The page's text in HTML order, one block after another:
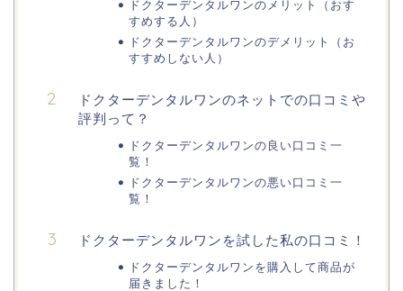
ドクターデンタルワンのメリット（おす
すめする人）
ドクターデンタルワンのデメリット（お
すすめしない人）
ドクターデンタルワンのネットでの口コミや
評判って？
ドクターデンタルワンの良い口コミ一
覧！
ドクターデンタルワンの悪い口コミ一
覧！
ドクターデンタルワンを試した私の口コミ！
ドクターデンタルワンを購入して商品が
届きました！